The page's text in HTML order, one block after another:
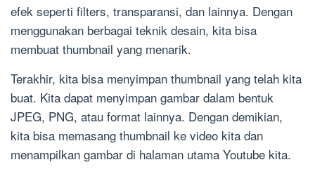
efek seperti filters, transparansi, dan lainnya. Dengan
menggunakan berbagai teknik desain, kita bisa
membuat thumbnail yang menarik.
Terakhir, kita bisa menyimpan thumbnail yang telah kita
buat. Kita dapat menyimpan gambar dalam bentuk
JPEG, PNG, atau format lainnya. Dengan demikian,
kita bisa memasang thumbnail ke video kita dan
menampilkan gambar di halaman utama Youtube kita.